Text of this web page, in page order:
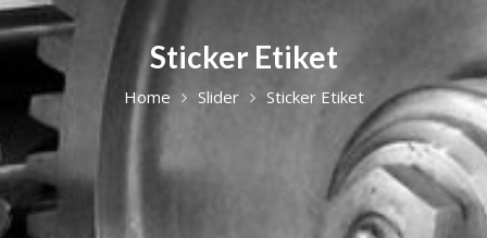
Sticker Etiket
Home Slider Sticker Etiket